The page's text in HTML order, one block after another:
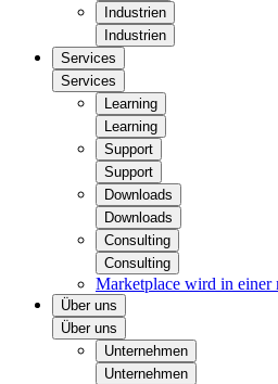
Industrien
Industrien
Services
Services
Learning
Learning
Support
Support
Downloads
Downloads
Consulting
Consulting
Marketplace wird in einer
Über uns
Über uns
Unternehmen
Unternehmen